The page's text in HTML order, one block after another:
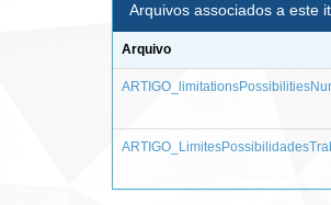
Arquivos associados a este
Arquivo